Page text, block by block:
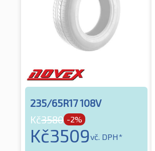
235/65R17 108V
Kč3580 -2%
Kč3509vč. DPH*